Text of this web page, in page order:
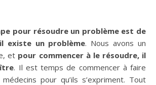
pour résoudre un problème est de
existe un problème. Nous avons un
et pour commencer à le résoudre, il
. Il est temps de commencer à faire
pour qu’ils s’expriment. Tout